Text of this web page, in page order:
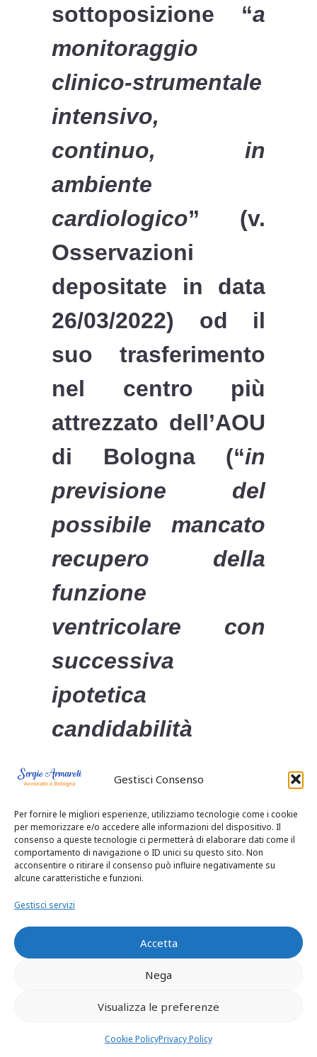
Gestisci Consenso
Per fornire le migliori esperienze, utilizziamo tecnologie come i cookie
per memorizzare e/o accedere alle informazioni del dispositivo. Il
consenso a queste tecnologie ci permetterà di elaborare dati come il
comportamento di navigazione o ID unici su questo sito. Non
acconsentire o ritirare il consenso può influire negativamente su
alcune caratteristiche e funzioni.
Gestisci servizi
Accetta
Nega
Visualizza le preferenze
Cookie PolicyPrivacy Policy
sottoposizione “a
monitoraggio
clinico-strumentale
intensivo,
continuo, in
ambiente
cardiologico” (v.
Osservazioni
depositate in data
26/03/2022) od il
suo trasferimento
nel centro più
attrezzato dell’AOU
di Bologna (“in
previsione del
possibile mancato
recupero della
funzione
ventricolare con
successiva
ipotetica
candidabilità
all’impianto di VAD
anto cardiaco il
caso clinico
necessitava per
complessità
intrinseca del
tempestivo
coinvolgimento del